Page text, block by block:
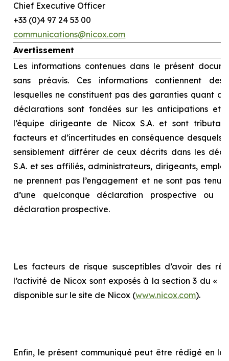
Chief Executive Officer
+33 (0)4 97 24 53 00
communications@nicox.com
Avertissement
Les informations contenues dans le présent
sans préavis. Ces informations contiennent des
lesquelles ne constituent pas des garanties quant
déclarations sont fondées sur les anticipations et
l’équipe dirigeante de Nicox S.A. et sont
facteurs et d’incertitudes en conséquence desquels
sensiblement différer de ceux décrits dans les
S.A. et ses affiliés, administrateurs, dirigeants,
ne prennent pas l’engagement et ne sont pas
d’une quelconque déclaration prospective ou
déclaration prospective.
Les facteurs de risque susceptibles d’avoir des
l’activité de Nicox sont exposés à la section 3 du «
disponible sur le site de Nicox (www.nicox.com).
Enfin, le présent communiqué peut être rédigé en